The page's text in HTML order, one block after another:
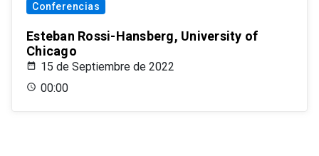
Conferencias
Esteban Rossi-Hansberg, University of
Chicago
15 de Septiembre de 2022
00:00